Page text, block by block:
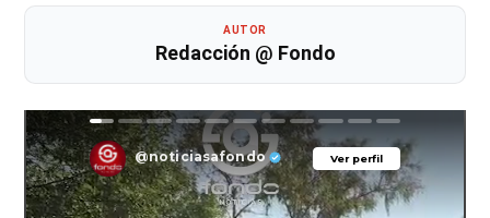
AUTOR
Redacción @ Fondo
Ver perfil
@noticiasafondo Ver perfil